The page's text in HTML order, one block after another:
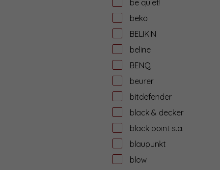
be quiet!
beko
BELIKIN
beline
BENQ
beurer
bitdefender
black & decker
black point s.a.
blaupunkt
blow